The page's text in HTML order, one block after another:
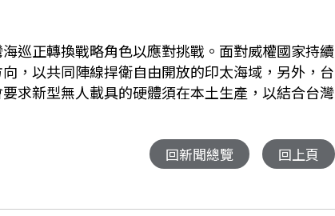
巡正轉換戰略角色以應對挑戰。面對威權國家持續
，以共同陣線捍衛自由開放的印太海域，另外，台
求新型無人載具的硬體須在本土生產，以結合台灣
回新聞總覽 回上頁